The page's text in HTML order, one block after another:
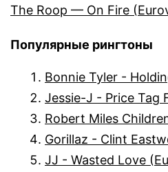
The Roop — On Fire
Популярные рингтоны
Bonnie Tyler -
Jessie-J - Price Tag
Robert Miles
Gorillaz - Clint
JJ - Wasted Love